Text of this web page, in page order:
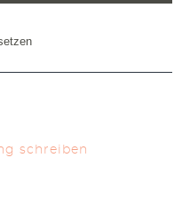
schreiben